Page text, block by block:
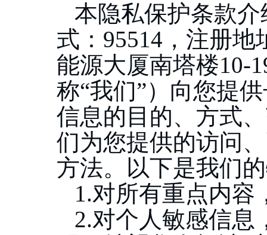
本隐私保护条款
式： 95514，注册地
能源大厦南塔楼10-
称“我们”）向您提
信息的目的、方式
们为您提供的访问
方法。以下是我们
1.对所有重点内容
2.对个人敏感信息